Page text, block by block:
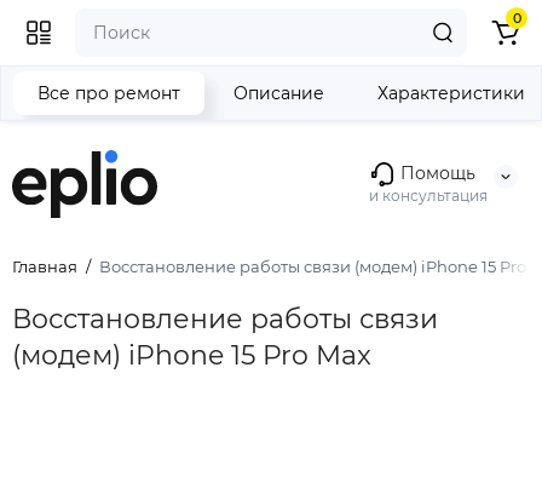
Помощь
и консультация
0
Главная Восстановление работы связи (модем) iPhone 15 Pro
Восстановление работы связи
(модем) iPhone 15 Pro Max
Все про ремонт Описание Характеристики